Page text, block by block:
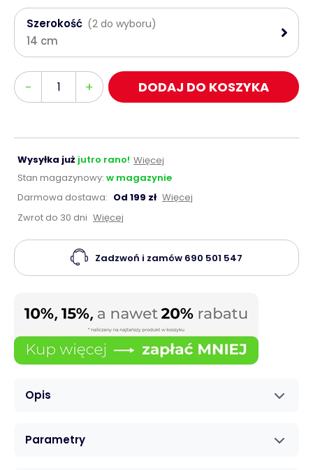
Opis
Parametry
Szerokość (2 do wyboru)
14 cm
-
Ilość + DODAJ DO KOSZYKA
Wysyłka już jutro rano! Więcej
Stan magazynowy: w magazynie
Darmowa dostawa: Od 199 zł Więcej
Zwrot do 30 dni Więcej
Zadzwoń i zamów 690 501 547